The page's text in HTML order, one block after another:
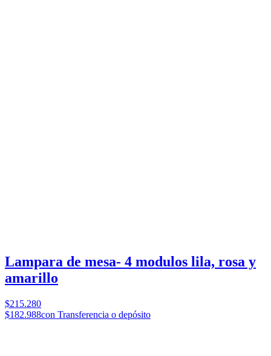
Lampara de mesa- 4 modulos lila, rosa y
amarillo
$215.280
$182.988con Transferencia o depósito